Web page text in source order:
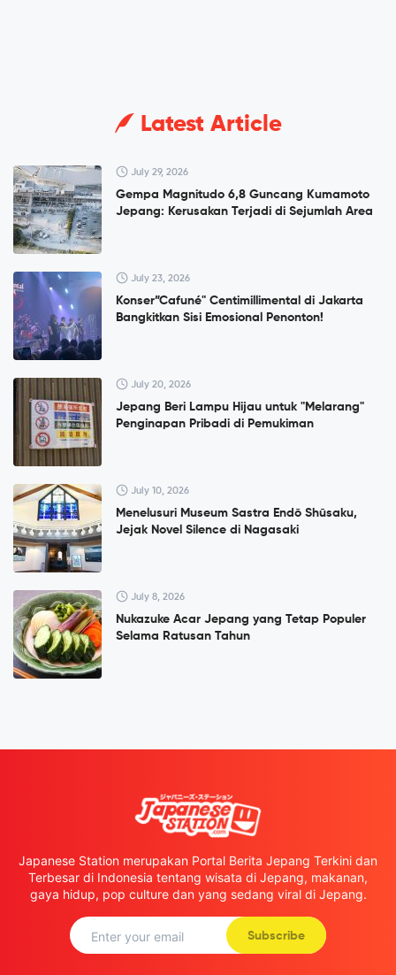
Latest Article
July 29, 2026
Gempa Magnitudo 6,8 Guncang Kumamoto
Jepang: Kerusakan Terjadi di Sejumlah Area
July 23, 2026
Konser”Cafuné" Centimillimental di Jakarta
Bangkitkan Sisi Emosional Penonton!
July 20, 2026
Jepang Beri Lampu Hijau untuk "Melarang"
Penginapan Pribadi di Pemukiman
July 10, 2026
Menelusuri Museum Sastra Endō Shūsaku,
Jejak Novel Silence di Nagasaki
July 8, 2026
Nukazuke Acar Jepang yang Tetap Populer
Selama Ratusan Tahun
Japanese Station merupakan Portal Berita Jepang Terkini dan
Terbesar di Indonesia tentang wisata di Jepang, makanan,
gaya hidup, pop culture dan yang sedang viral di Jepang.
Subscribe